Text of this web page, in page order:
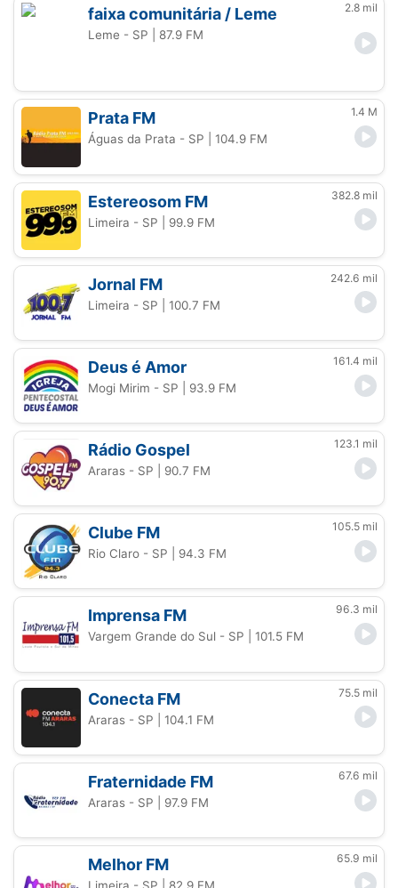
faixa comunitária / Leme 2.8 mil
Leme - SP | 87.9 FM
Prata FM 1.4 M
Águas da Prata - SP | 104.9 FM
Estereosom FM 382.8 mil
Limeira - SP | 99.9 FM
Jornal FM 242.6 mil
Limeira - SP | 100.7 FM
Deus é Amor 161.4 mil
Mogi Mirim - SP | 93.9 FM
Rádio Gospel 123.1 mil
Araras - SP | 90.7 FM
Clube FM 105.5 mil
Rio Claro - SP | 94.3 FM
Imprensa FM 96.3 mil
Vargem Grande do Sul - SP | 101.5 FM
Conecta FM 75.5 mil
Araras - SP | 104.1 FM
Fraternidade FM 67.6 mil
Araras - SP | 97.9 FM
Melhor FM 65.9 mil